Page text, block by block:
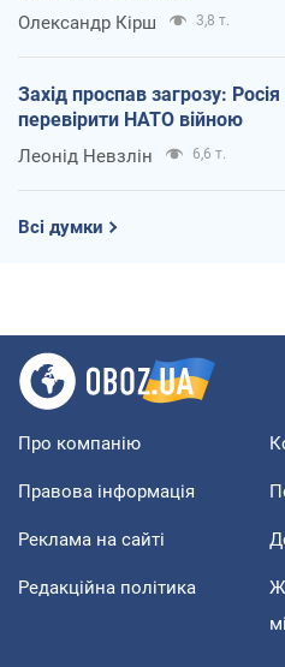
Олександр Кірш 3,8 т.
Захід проспав загрозу:
перевірити НАТО війною
Леонід Невзлін 6,6 т.
Всі думки
Про компанію
Правова інформація
Реклама на сайті
Редакційна політика